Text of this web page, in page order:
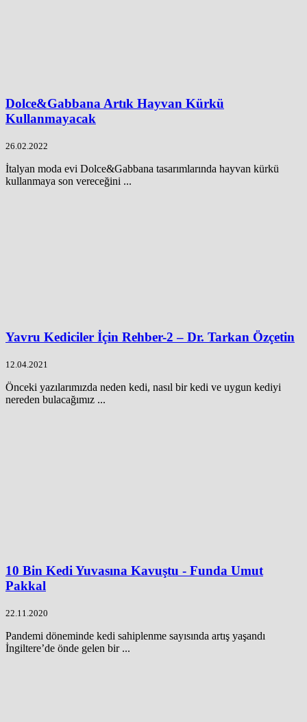
Dolce&Gabbana Artık Hayvan Kürkü
Kullanmayacak
26.02.2022
İtalyan moda evi Dolce&Gabbana tasarımlarında hayvan kürkü
kullanmaya son vereceğini ...
Yavru Kediciler İçin Rehber-2 – Dr. Tarkan Özçetin
12.04.2021
Önceki yazılarımızda neden kedi, nasıl bir kedi ve uygun kediyi
nereden bulacağımız ...
10 Bin Kedi Yuvasına Kavuştu - Funda Umut
Pakkal
22.11.2020
Pandemi döneminde kedi sahiplenme sayısında artış yaşandı
İngiltere’de önde gelen bir ...